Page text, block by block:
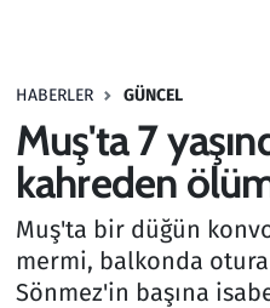
HABERLER GÜNCEL
Muş'ta 7
kahreden
Muş'ta bir düğün
mermi, balkonda
Sönmez'in başına
Haber
Kültür Sanat
Kurumsal Haberler
Lezzet Durağı